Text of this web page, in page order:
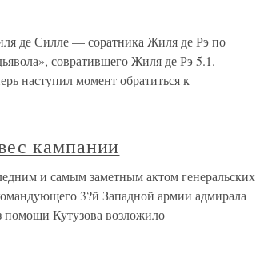
де Силле — соратника Жиля де Рэ по
совратившего Жиля де Рэ 5.1.
наступил момент обратиться к
кампании
и самым заметным актом генеральских
3?й Западной армии адмирала
помощи Кутузова возложило